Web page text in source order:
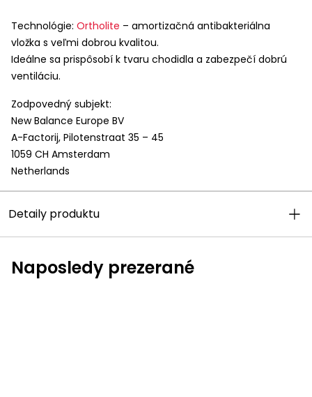
Technológie: Ortholite – amortizačná antibakteriálna
vložka s veľmi dobrou kvalitou.
Ideálne sa prispôsobí k tvaru chodidla a zabezpečí dobrú
ventiláciu.
Zodpovedný subjekt:
New Balance Europe BV
A-Factorij, Pilotenstraat 35 – 45
1059 CH Amsterdam
Netherlands
Detaily produktu
Naposledy prezerané